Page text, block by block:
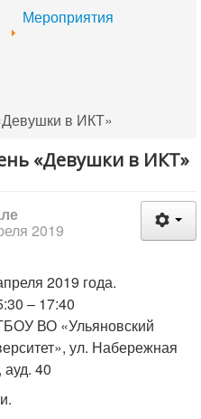
Мероприятия
в ИКТ»
«Девушки в ИКТ»
2019
2019 года.
– 17:40
ВО «Ульяновский
ул. Набережная
ауд. 40